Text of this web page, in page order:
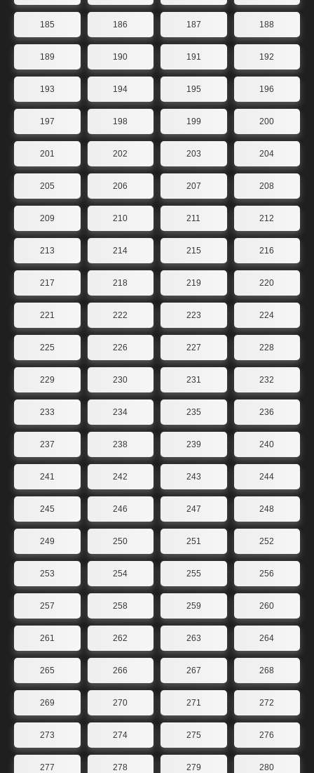
185 186 187 188
189 190 191 192
193 194 195 196
197 198 199 200
201 202 203 204
205 206 207 208
209 210 211 212
213 214 215 216
217 218 219 220
221 222 223 224
225 226 227 228
229 230 231 232
233 234 235 236
237 238 239 240
241 242 243 244
245 246 247 248
249 250 251 252
253 254 255 256
257 258 259 260
261 262 263 264
265 266 267 268
269 270 271 272
273 274 275 276
277 278 279 280